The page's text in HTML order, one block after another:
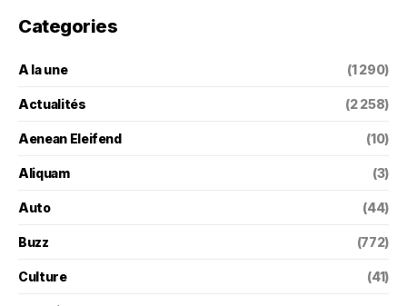
Categories
A la une (1 290)
Actualités (2 258)
Aenean Eleifend (10)
Aliquam (3)
Auto (44)
Buzz (772)
Culture (41)